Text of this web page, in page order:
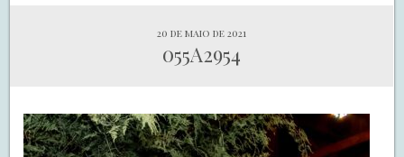
20 de maio de 2021
055A2954